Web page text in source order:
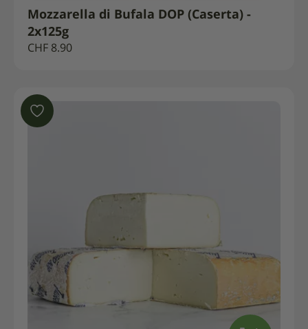
Mozzarella di Bufala DOP (Caserta) -
2x125g
CHF 8.90